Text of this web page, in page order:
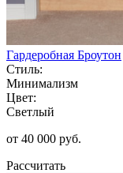
Гардеробная Броутон
Стиль:
Минимализм
Цвет:
Светлый
от 40 000 руб.
Рассчитать